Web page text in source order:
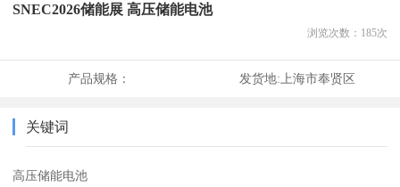
SNEC2026储能展 高压储能电池
浏览次数： 185次
产品规格： 发货地:上海市奉贤区
关键词
高压储能电池